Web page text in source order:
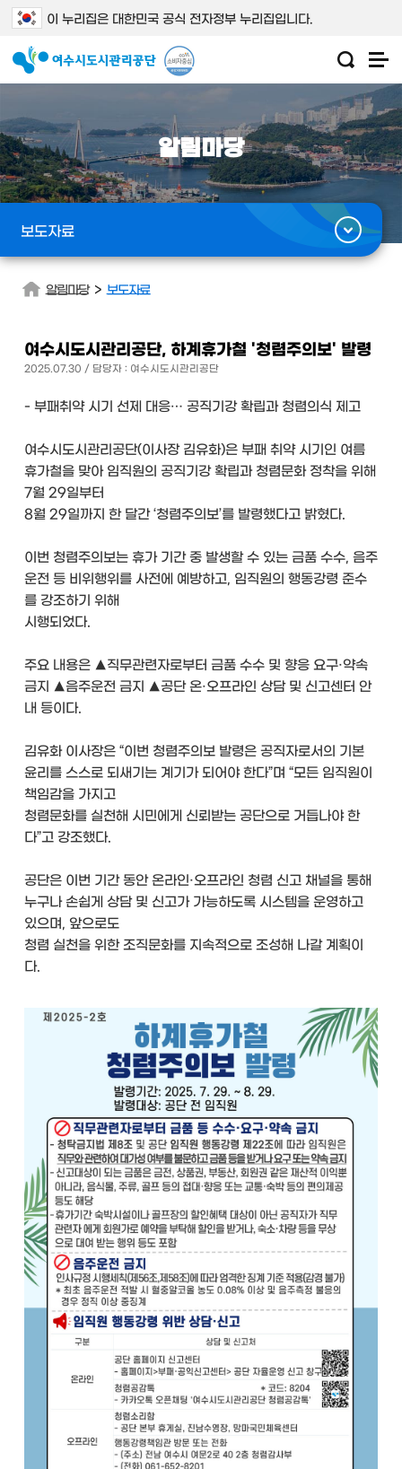
이 누리집은 대한민국 공식 전자정부 누리집입니다.
알림마당
보도자료
알림마당 > 보도자료
여수시도시관리공단, 하계휴가철 '청렴주의보' 발령
2025.07.30 / 담당자 : 여수시도시관리공단
- 부패취약 시기 선제 대응… 공직기강 확립과 청렴의식 제고
여수시도시관리공단(이사장 김유화)은 부패 취약 시기인 여름
휴가철을 맞아 임직원의 공직기강 확립과 청렴문화 정착을 위해
7월 29일부터
8월 29일까지 한 달간 ‘청렴주의보’를 발령했다고 밝혔다.
이번 청렴주의보는 휴가 기간 중 발생할 수 있는 금품 수수, 음주
운전 등 비위행위를 사전에 예방하고, 임직원의 행동강령 준수
를 강조하기 위해
시행되었다.
주요 내용은 ▲직무관련자로부터 금품 수수 및 향응 요구·약속
금지 ▲음주운전 금지 ▲공단 온·오프라인 상담 및 신고센터 안
내 등이다.
김유화 이사장은 “이번 청렴주의보 발령은 공직자로서의 기본
윤리를 스스로 되새기는 계기가 되어야 한다”며 “모든 임직원이
책임감을 가지고
청렴문화를 실천해 시민에게 신뢰받는 공단으로 거듭나야 한
다”고 강조했다.
공단은 이번 기간 동안 온라인·오프라인 청렴 신고 채널을 통해
누구나 손쉽게 상담 및 신고가 가능하도록 시스템을 운영하고
있으며, 앞으로도
청렴 실천을 위한 조직문화를 지속적으로 조성해 나갈 계획이
다.